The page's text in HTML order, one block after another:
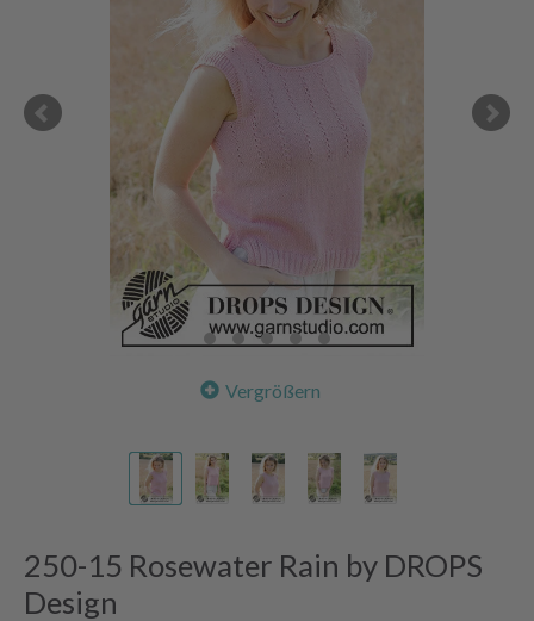
Vergrößern
250-15 Rosewater Rain by DROPS
Design